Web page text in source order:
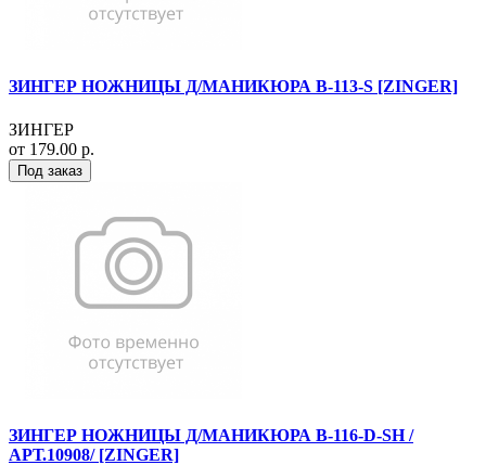
ЗИНГЕР НОЖНИЦЫ Д/МАНИКЮРА B-113-S [ZINGER]
ЗИНГЕР
от 179.00 р.
Под заказ
ЗИНГЕР НОЖНИЦЫ Д/МАНИКЮРА B-116-D-SH /
АРТ.10908/ [ZINGER]